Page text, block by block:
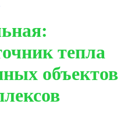
тепла
объектов